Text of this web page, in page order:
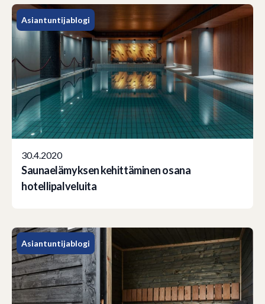
Asiantuntijablogi
30.4.2020
Saunaelämyksen kehittäminen osana
hotellipalveluita
Asiantuntijablogi